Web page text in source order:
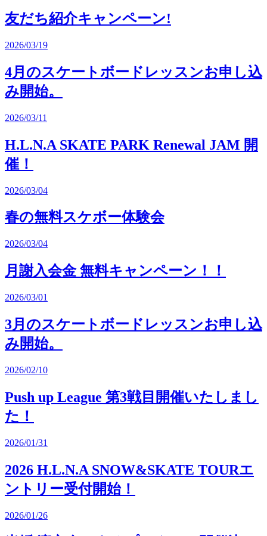
友だち紹介キャンペーン!
2026/03/19
4月のスケートボードレッスンお申し込
み開始。
2026/03/11
H.L.N.A SKATE PARK Renewal JAM 開
催！
2026/03/04
春の無料スケボー体験会
2026/03/04
月謝入会金 無料キャンペーン！！
2026/03/01
3月のスケートボードレッスンお申し込
み開始。
2026/02/10
Push up League 第3戦目開催いたしまし
た！
2026/01/31
2026 H.L.N.A SNOW&SKATE TOURエ
ントリー受付開始！
2026/01/26